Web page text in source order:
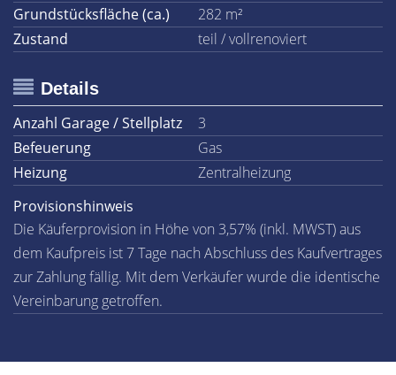
Grundstücksfläche (ca.)
282 m²
Zustand
teil / vollrenoviert
Details
Anzahl Garage / Stellplatz
3
Befeuerung
Gas
Heizung
Zentralheizung
Provisionshinweis
Die Käuferprovision in Höhe von 3,57% (inkl. MWST) aus
dem Kaufpreis ist 7 Tage nach Abschluss des Kaufvertrages
zur Zahlung fällig. Mit dem Verkäufer wurde die identische
Vereinbarung getroffen.